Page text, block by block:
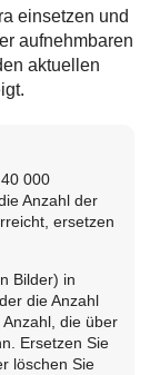
einsetzen und
aufnehmbaren
aktuellen
000
Anzahl der
ersetzen
Bilder) in
die Anzahl
die über
Ersetzen Sie
löschen Sie